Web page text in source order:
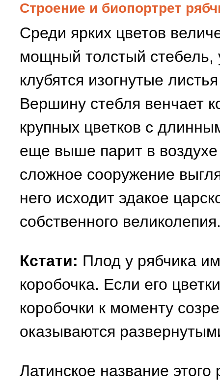
Строение и биопортрет
Среди ярких цветов
мощный толстый стебель,
клубятся изогнутые
Вершину стебля венчает
крупных цветков с
еще выше парит в воздухе
сложное сооружение
него исходит эдакое
собственного
Кстати: Плод у рябчика
коробочка. Если его
коробочки к моменту
оказываются
Латинское название